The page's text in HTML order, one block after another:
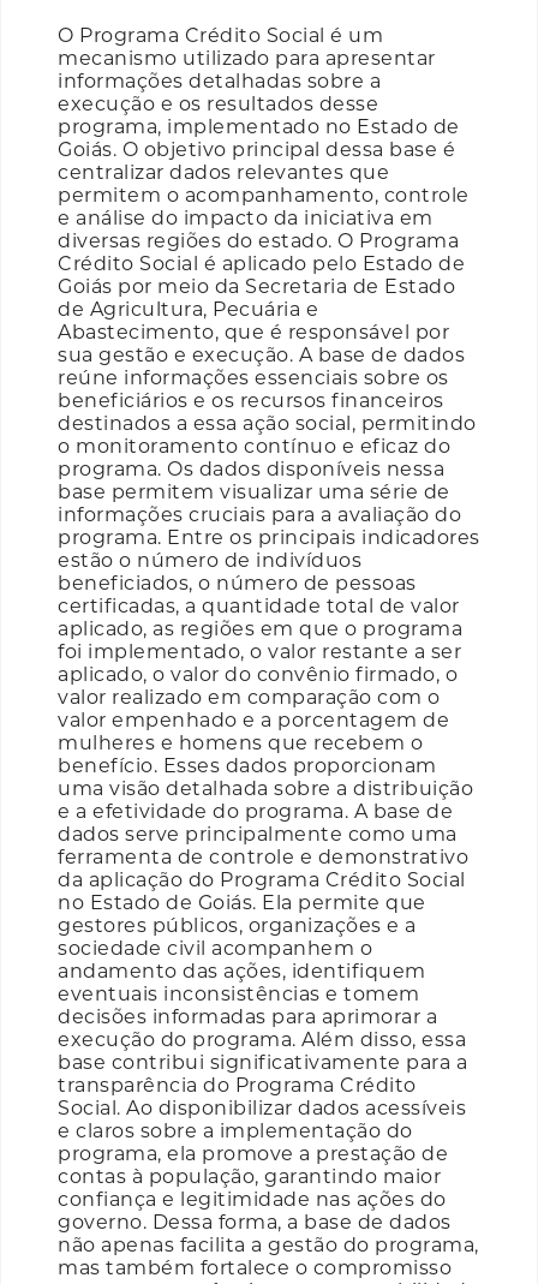
O Programa Crédito Social é um
mecanismo utilizado para apresentar
informações detalhadas sobre a
execução e os resultados desse
programa, implementado no Estado de
Goiás. O objetivo principal dessa base é
centralizar dados relevantes que
permitem o acompanhamento, controle
e análise do impacto da iniciativa em
diversas regiões do estado. O Programa
Crédito Social é aplicado pelo Estado de
Goiás por meio da Secretaria de Estado
de Agricultura, Pecuária e
Abastecimento, que é responsável por
sua gestão e execução. A base de dados
reúne informações essenciais sobre os
beneficiários e os recursos financeiros
destinados a essa ação social, permitindo
o monitoramento contínuo e eficaz do
programa. Os dados disponíveis nessa
base permitem visualizar uma série de
informações cruciais para a avaliação do
programa. Entre os principais indicadores
estão o número de indivíduos
beneficiados, o número de pessoas
certificadas, a quantidade total de valor
aplicado, as regiões em que o programa
foi implementado, o valor restante a ser
aplicado, o valor do convênio firmado, o
valor realizado em comparação com o
valor empenhado e a porcentagem de
mulheres e homens que recebem o
benefício. Esses dados proporcionam
uma visão detalhada sobre a distribuição
e a efetividade do programa. A base de
dados serve principalmente como uma
ferramenta de controle e demonstrativo
da aplicação do Programa Crédito Social
no Estado de Goiás. Ela permite que
gestores públicos, organizações e a
sociedade civil acompanhem o
andamento das ações, identifiquem
eventuais inconsistências e tomem
decisões informadas para aprimorar a
execução do programa. Além disso, essa
base contribui significativamente para a
transparência do Programa Crédito
Social. Ao disponibilizar dados acessíveis
e claros sobre a implementação do
programa, ela promove a prestação de
contas à população, garantindo maior
confiança e legitimidade nas ações do
governo. Dessa forma, a base de dados
não apenas facilita a gestão do programa,
mas também fortalece o compromisso